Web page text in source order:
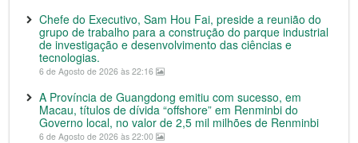
Chefe do Executivo, Sam Hou Fai, preside a reunião do
grupo de trabalho para a construção do parque industrial
de investigação e desenvolvimento das ciências e
tecnologias.
6 de Agosto de 2026 às 22:16
A Província de Guangdong emitiu com sucesso, em
Macau, títulos de dívida “offshore” em Renminbi do
Governo local, no valor de 2,5 mil milhões de Renminbi
6 de Agosto de 2026 às 22:00